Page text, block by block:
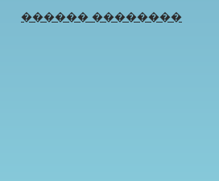
������ ��������